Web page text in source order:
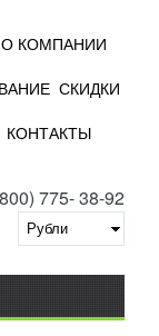
О КОМПАНИИ
СКИДКИ
КОНТАКТЫ
775- 38-92
MAG-
при
сравнение